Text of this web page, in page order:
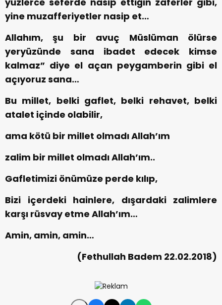
yine muzafferiyetler nasip et…
Allahım, şu bir avuç Müslüman ölürse
yeryüzünde sana ibadet edecek kimse
kalmaz” diye el açan peygamberin gibi el
açıyoruz sana…
Bu millet, belki gaflet, belki rehavet, belki
atalet içinde olabilir,
ama kötü bir millet olmadı Allah’ım
zalim bir millet olmadı Allah’ım..
Gafletimizi önümüze perde kılıp,
Bizi içerdeki hainlere, dışardaki zalimlere
karşı rüsvay etme Allah’ım…
Amin, amin, amin…
(Fethullah Badem 22.02.2018)